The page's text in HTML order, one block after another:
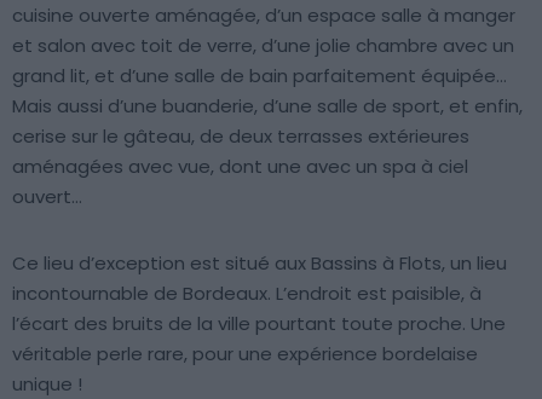
cuisine ouverte aménagée, d’un espace salle à manger
et salon avec toit de verre, d’une jolie chambre avec un
grand lit, et d’une salle de bain parfaitement équipée…
Mais aussi d’une buanderie, d’une salle de sport, et enfin,
cerise sur le gâteau, de deux terrasses extérieures
aménagées avec vue, dont une avec un spa à ciel
ouvert…
Ce lieu d’exception est situé aux Bassins à Flots, un lieu
incontournable de Bordeaux. L’endroit est paisible, à
l’écart des bruits de la ville pourtant toute proche. Une
véritable perle rare, pour une expérience bordelaise
unique !